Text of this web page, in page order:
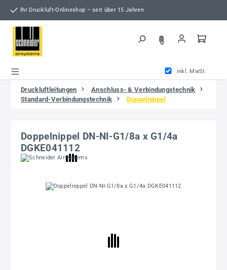
Zum Hauptinhalt springen
Ihr Druckluft-Onlineshop – seit über 15 Jahren
inkl. MwSt.
Druckluftleitungen
Anschluss- & Verbindungstechnik
Standard-Verbindungstechnik
Doppelnippel
Doppelnippel DN-NI-G1/8a x G1/4a
DGKE041112
Bildergalerie überspringen